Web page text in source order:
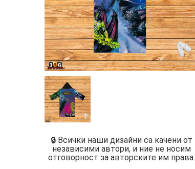
🔒 Всички наши дизайни са качени от
независими автори, и ние не носим
отговорност за авторските им права.